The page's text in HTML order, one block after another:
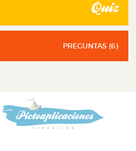
Quiz
PREGUNTAS (6)